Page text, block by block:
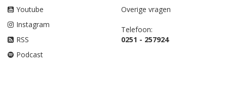
Youtube
Instagram
RSS
Podcast
Overige vragen
Telefoon:
0251 - 257924